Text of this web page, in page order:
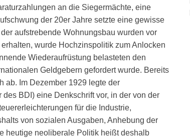
an die Siegermächte, eine
der 20er Jahre setzte eine gewisse
aufstrebende Wohnungsbau wurden vor
wurde Hochzinspolitik zum Anlocken
Wiederaufrüstung belasteten den
Geldgebern gefordert wurde. Bereits
ab. Im Dezember 1929 legte der
BDI) eine Denkschrift vor, in der von der
für die Industrie,
von sozialen Ausgaben, Anhebung der
heutige neoliberale Politik heißt deshalb